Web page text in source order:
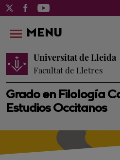
Grado en Filología
Estudios Occitanos
Universitat de Lleida
Facultat de Lletres
MENU